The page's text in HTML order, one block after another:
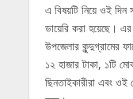
এ বিষয়টি নিয়ে ওই দিন
ডায়েরি করা হয়েছে।
উপজেলার কুন্দুগ্রামের
১২ হাজার টাকা, ১টি
ছিনতাইকারীরা এবং ওই